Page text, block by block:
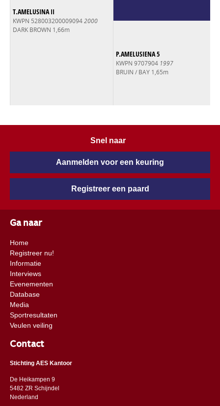
T.AMELUSINA II
KWPN 5280032000090942000
DARK BROWN 1,66m
P.AMELUSIENA 5
KWPN 9707904 1997
BRUIN / BAY 1,65m
Snel naar
Aanmelden voor een keuring
Registreer een paard
Ga naar
Home
Registreer nu!
Informatie
Interviews
Evenementen
Database
Media
Sportresultaten
Veulen veiling
Contact
Stichting AES Kantoor
De Heikampen 9
5482 ZR Schijndel
​​Nederland